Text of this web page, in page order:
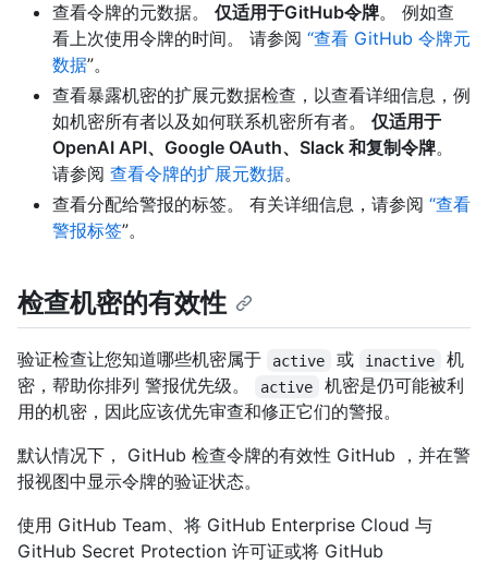
查看令牌的元数据。 仅适用于GitHub令牌。 例如查
看上次使用令牌的时间。 请参阅 “查看 GitHub 令牌元
数据”。
查看暴露机密的扩展元数据检查，以查看详细信息，例
如机密所有者以及如何联系机密所有者。 仅适用于
OpenAI API、Google OAuth、Slack 和复制令牌。
请参阅 查看令牌的扩展元数据。
查看分配给警报的标签。 有关详细信息，请参阅 “查看
警报标签”。
检查机密的有效性
验证检查让您知道哪些机密属于 active 或 inactive
机
密，帮助你排列 警报优先级。
active
机密是仍可能被利
用的机密，因此应该优先审查和修正它们的警报。
默认情况下， GitHub 检查令牌的有效性 GitHub ，并在警
报视图中显示令牌的验证状态。
使用 GitHub Team、将 GitHub Enterprise Cloud 与
GitHub Secret Protection 许可证或将 GitHub